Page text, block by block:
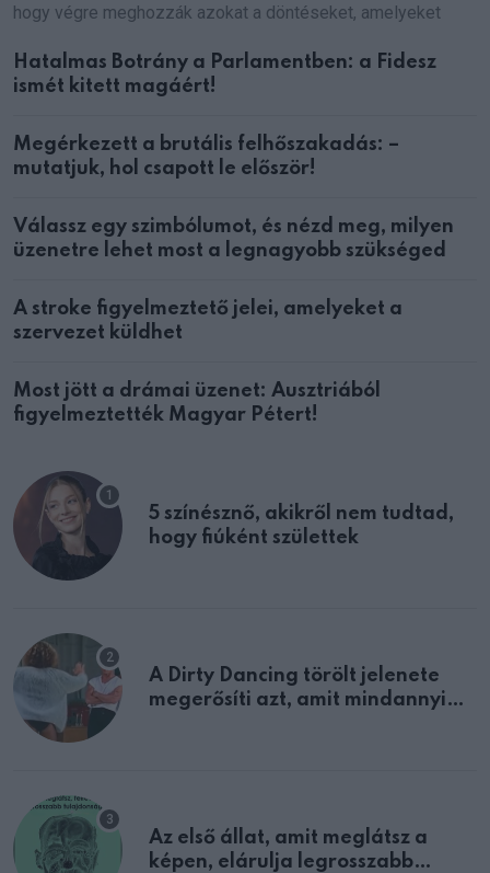
hogy végre meghozzák azokat a döntéseket, amelyeket
Hatalmas Botrány a Parlamentben: a Fidesz
ismét kitett magáért!
Megérkezett a brutális felhőszakadás: –
mutatjuk, hol csapott le először!
Válassz egy szimbólumot, és nézd meg, milyen
üzenetre lehet most a legnagyobb szükséged
A stroke figyelmeztető jelei, amelyeket a
szervezet küldhet
Most jött a drámai üzenet: Ausztriából
figyelmeztették Magyar Pétert!
5 színésznő, akikről nem tudtad,
hogy fiúként születtek
A Dirty Dancing törölt jelenete
megerősíti azt, amit mindannyian
Az első állat, amit meglátsz a
képen, elárulja legrosszabb